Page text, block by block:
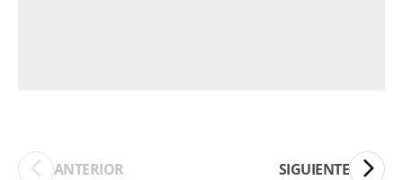
ANTERIOR SIGUIENTE